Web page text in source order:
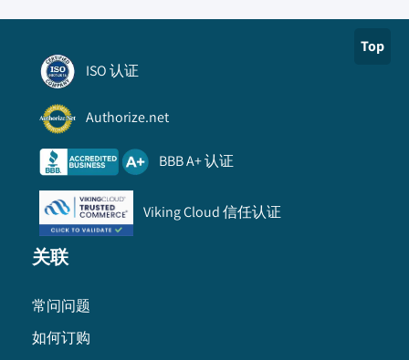
Top
ISO 认证
Authorize.net
BBB A+ 认证
Viking Cloud 信任认证
关联
常问问题
如何订购